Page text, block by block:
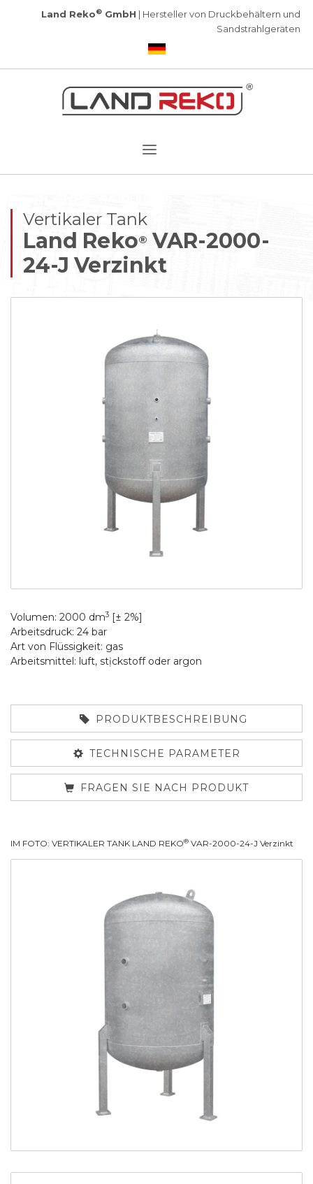
Land Reko® GmbH | Hersteller von Druckbehältern und
Sandstrahlgeräten
Vertikaler Tank
Land Reko® VAR-2000-
24-J Verzinkt
Volumen: 2000 dm3 [± 2%]
Arbeitsdruck: 24 bar
Art von Flüssigkeit: gas
Arbeitsmittel: luft, stịckstoff oder argon
PRODUKTBESCHREIBUNG
TECHNISCHE PARAMETER
FRAGEN SIE NACH PRODUKT
IM FOTO: VERTIKALER TANK LAND REKO® VAR-2000-24-J Verzinkt